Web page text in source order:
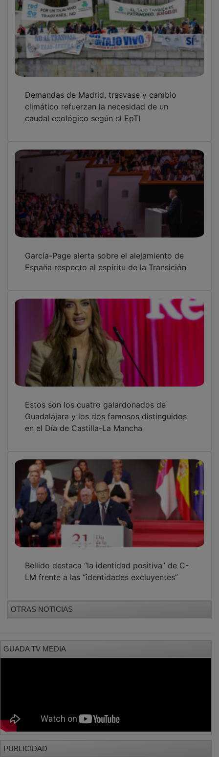
García-Page alerta sobre el alejamiento de
España respecto al espíritu de la Transición
Estos son los cuatro galardonados de
Guadalajara y los dos famosos distinguidos
en el Día de Castilla-La Mancha
Bellido destaca “la identidad positiva” de C-
LM frente a las “identidades excluyentes”
PUBLICIDAD